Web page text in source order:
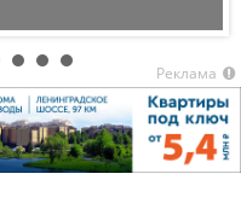
Реклама